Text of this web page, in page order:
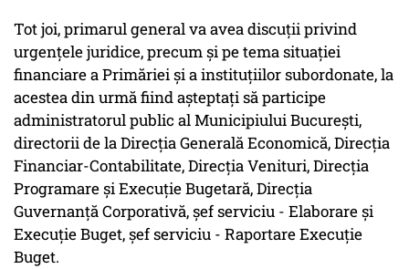
Tot joi, primarul general va avea discuţii privind
urgenţele juridice, precum şi pe tema situaţiei
financiare a Primăriei şi a instituţiilor subordonate, la
acestea din urmă fiind aşteptaţi să participe
administratorul public al Municipiului Bucureşti,
directorii de la Direcţia Generală Economică, Direcţia
Financiar-Contabilitate, Direcţia Venituri, Direcţia
Programare şi Execuţie Bugetară, Direcţia
Guvernanţă Corporativă, şef serviciu - Elaborare şi
Execuţie Buget, şef serviciu - Raportare Execuţie
Buget.